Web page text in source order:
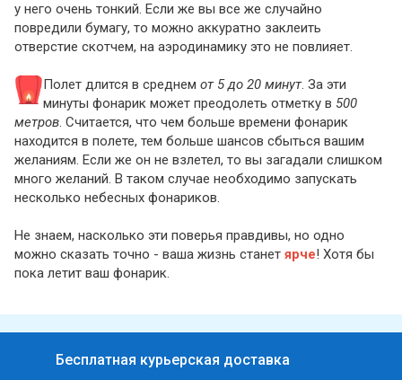
у него очень тонкий. Если же вы все же случайно
повредили бумагу, то можно аккуратно заклеить
отверстие скотчем, на аэродинамику это не повлияет.
Полет длится в среднем от 5 до 20 минут. За эти
минуты фонарик может преодолеть отметку в 500
метров. Считается, что чем больше времени фонарик
находится в полете, тем больше шансов сбыться вашим
желаниям. Если же он не взлетел, то вы загадали слишком
много желаний. В таком случае необходимо запускать
несколько небесных фонариков.
Не знаем, насколько эти поверья правдивы, но одно
можно сказать точно - ваша жизнь станет ярче! Хотя бы
пока летит ваш фонарик.
Бесплатная курьерская доставка